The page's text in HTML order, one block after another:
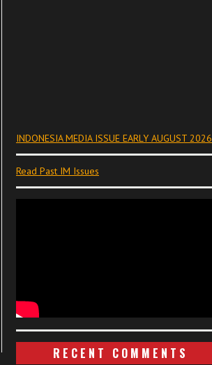
INDONESIA MEDIA ISSUE EARLY AUGUST 2026
Read Past IM Issues
RECENT COMMENTS